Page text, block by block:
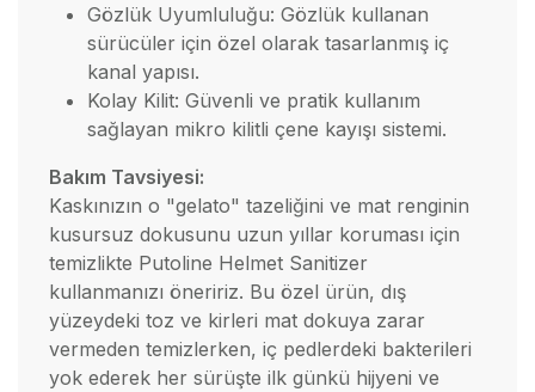
Gözlük Uyumluluğu: Gözlük kullanan
sürücüler için özel olarak tasarlanmış iç
kanal yapısı.
Kolay Kilit: Güvenli ve pratik kullanım
sağlayan mikro kilitli çene kayışı sistemi.
Bakım Tavsiyesi:
Kaskınızın o "gelato" tazeliğini ve mat renginin
kusursuz dokusunu uzun yıllar koruması için
temizlikte Putoline Helmet Sanitizer
kullanmanızı öneririz. Bu özel ürün, dış
yüzeydeki toz ve kirleri mat dokuya zarar
vermeden temizlerken, iç pedlerdeki bakterileri
yok ederek her sürüşte ilk günkü hijyeni ve